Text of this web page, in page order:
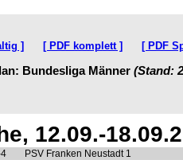
] [ PDF komplett ] [ PDF
Bundesliga Männer (Stand:
12.09.-
PSV Franken Neustadt 1